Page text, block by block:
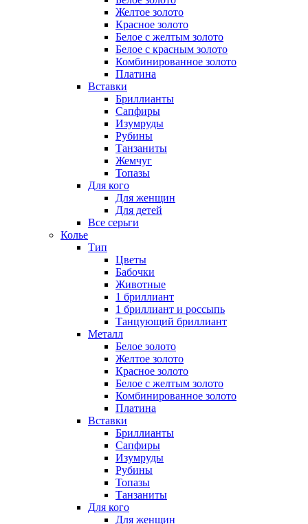
Желтое золото
Красное золото
Белое с желтым золото
Белое с красным золото
Комбинированное золото
Платина
Вставки
Бриллианты
Сапфиры
Изумруды
Рубины
Танзаниты
Жемчуг
Топазы
Для кого
Для женщин
Для детей
Все серьги
Колье
Тип
Цветы
Бабочки
Животные
1 бриллиант
1 бриллиант и россыпь
Танцующий бриллиант
Металл
Белое золото
Желтое золото
Красное золото
Белое с желтым золото
Комбинированное золото
Платина
Вставки
Бриллианты
Сапфиры
Изумруды
Рубины
Топазы
Танзаниты
Для кого
Для женщин